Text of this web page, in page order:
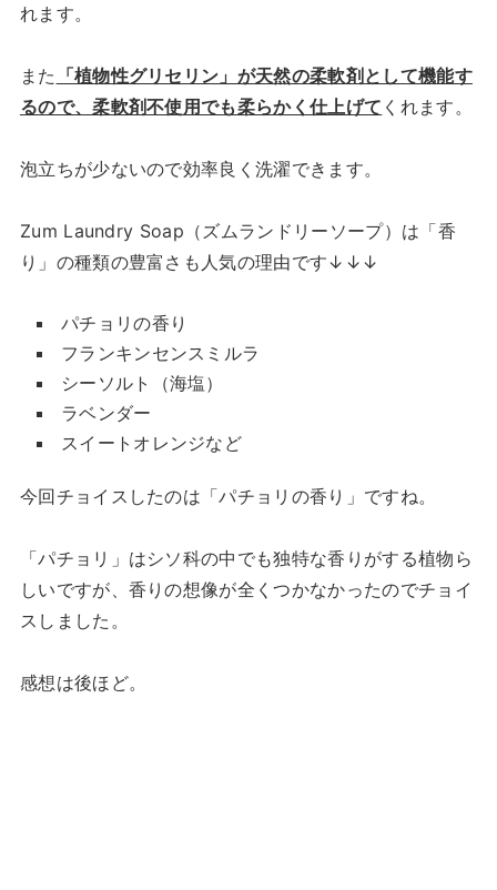
れます。
また 「植物性グリセリン」が天然の柔軟剤として機能す
るので、柔軟剤不使用でも柔らかく仕上げて くれます。
泡立ちが少ないので効率良く洗濯できます。
Zum Laundry Soap（ズムランドリーソープ）は「香
り」の種類の豊富さも人気の理由です↓↓↓
パチョリの香り
フランキンセンスミルラ
シーソルト（海塩）
ラベンダー
スイートオレンジなど
今回チョイスしたのは「パチョリの香り」ですね。
「パチョリ」はシソ科の中でも独特な香りがする植物ら
しいですが、香りの想像が全くつかなかったのでチョイ
スしました。
感想は後ほど。